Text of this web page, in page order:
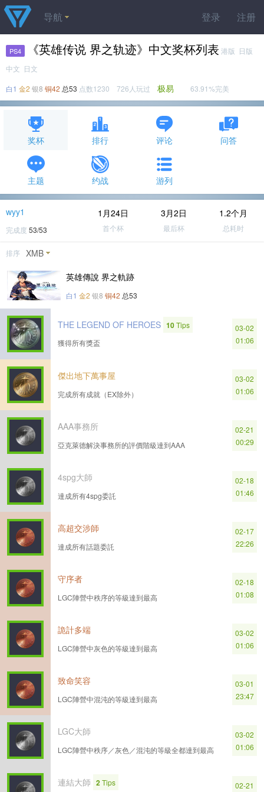
登录 注册
导航
PS4 《英雄传说 界之轨迹》中文奖杯列表 港版 日版
中文 日文
白1 金2 银8 铜42 总53 点数1230 726人玩过 极易 63.91%完美
奖杯 排行 评论 问答
主题 约战 游列
wyy1
完成度 53/53
1月24日
首个杯
3月2日
最后杯
1.2个月
总耗时
排序 XMB
英雄傳說 界之軌跡
白1 金2 银8 铜42 总53
THE LEGEND OF HEROES 10Tips
獲得所有獎盃
03-02
01:06
傑出地下萬事屋
完成所有成就（EX除外）
03-02
01:06
AAA事務所
亞克萊德解決事務所的評價階級達到AAA
02-21
00:29
4spg大師
達成所有4spg委託
02-18
01:46
高超交涉師
達成所有話題委託
02-17
22:26
守序者
LGC陣營中秩序的等級達到最高
02-18
01:08
詭計多端
LGC陣營中灰色的等級達到最高
03-02
01:06
致命笑容
LGC陣營中混沌的等級達到最高
03-01
23:47
LGC大師
LGC陣營中秩序／灰色／混沌的等級全都達到最高
03-02
01:06
連結大師 2Tips
02-21